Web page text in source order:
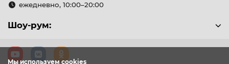
Мы используем cookies
ежедневно, 10:00–20:00
Шоу-рум: